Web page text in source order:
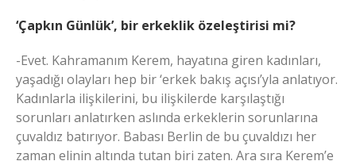
‘Çapkın Günlük’, bir erkeklik özeleştirisi mi?
-Evet. Kahramanım Kerem, hayatına giren kadınları,
yaşadığı olayları hep bir ‘erkek bakış açısı’yla anlatıyor.
Kadınlarla ilişkilerini, bu ilişkilerde karşılaştığı
sorunları anlatırken aslında erkeklerin sorunlarına
çuvaldız batırıyor. Babası Berlin de bu çuvaldızı her
zaman elinin altında tutan biri zaten. Ara sıra Kerem’e